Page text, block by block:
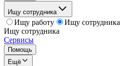
Ищу сотрудника
Ищу работу
Ищу сотрудника
Ищу сотрудника
Сервисы
Помощь
Ещё